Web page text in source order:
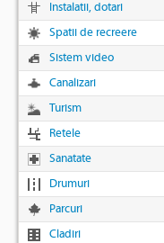
Instalatii, dotari
Spatii de recreere
Sistem video
Canalizari
Turism
Retele
Sanatate
Drumuri
Parcuri
Cladiri